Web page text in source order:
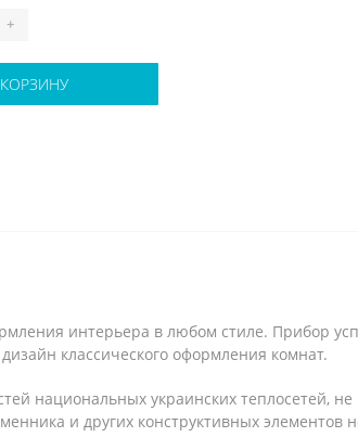
+
интерьера в любом стиле. Прибор
классического оформления комнат.
национальных украинских теплосетей, не
и других конструктивных элементов